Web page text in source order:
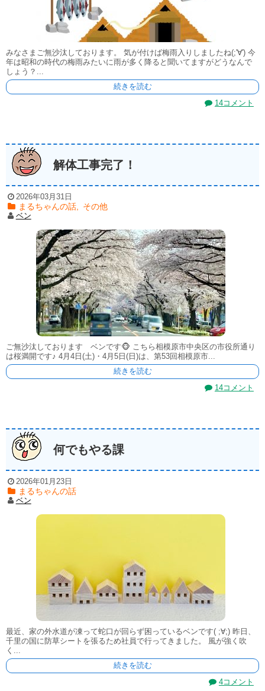
みなさまご無沙汰しております。 気が付けば梅雨入りしましたね(;'∀') 今
年は昭和の時代の梅雨みたいに雨が多く降ると聞いてますがどうなんで
しょう？...
続きを読む
14コメント
解体工事完了！
2026年03月31日
まるちゃんの話 その他
ベン
ご無沙汰しております ベンです🐵 こちら相模原市中央区の市役所通り
は桜満開です♪ 4月4日(土)・4月5日(日)は、第53回相模原市...
続きを読む
14コメント
何でもやる課
2026年01月23日
まるちゃんの話
ベン
最近、家の外水道が凍って蛇口が回らず困っているベンです( ;∀;) 昨日、
千里の国に防草シートを張るため社員で行ってきました。 風が強く吹
く...
続きを読む
4コメント